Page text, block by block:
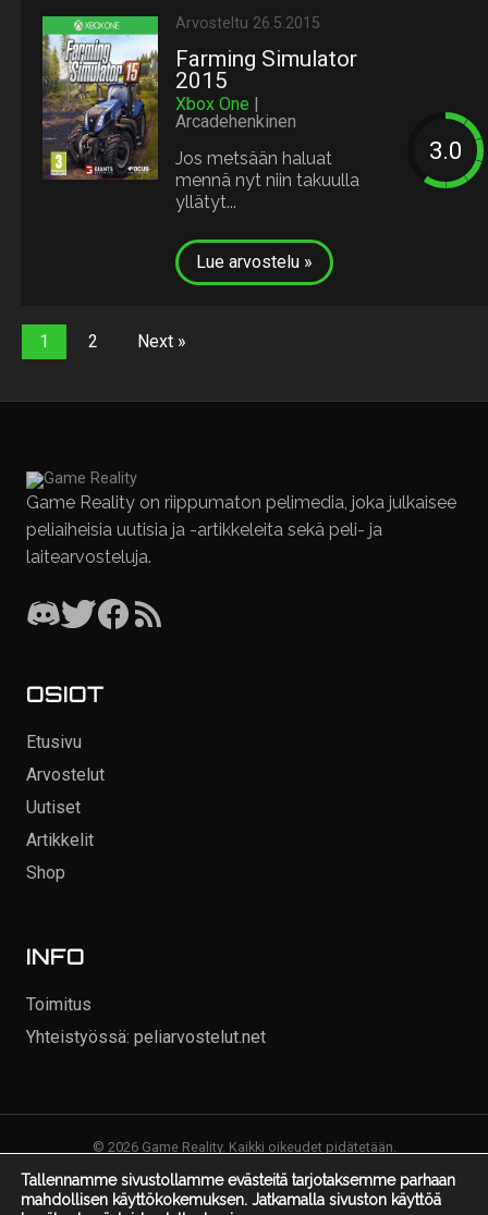
Arvosteltu 26.5.2015
Farming Simulator
2015
Xbox One
Arcadehenkinen
Jos metsään haluat
mennä nyt niin takuulla
yllätyt...
Lue arvostelu »
1 2 Next »
Tallennamme sivustollamme evästeitä tarjotaksemme parhaan
mahdollisen käyttökokemuksen. Jatkamalla sivuston käyttöä
Game Reality on riippumaton pelimedia, joka julkaisee
peliaiheisia uutisia ja -artikkeleita sekä peli- ja
laitearvosteluja.
OSIOT
Etusivu
Arvostelut
Uutiset
Artikkelit
Shop
INFO
Toimitus
Yhteistyössä: peliarvostelut.net
© 2026 Game Reality. Kaikki oikeudet pidätetään.